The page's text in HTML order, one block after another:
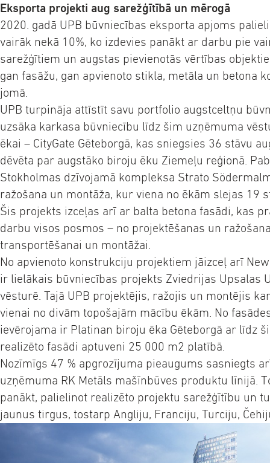
Eksporta projekti aug sarežģītībā un mērogā
2020. gadā UPB būvniecības eksporta apjoms
vairāk nekā 10%, ko izdevies panākt ar darbu pie
sarežģītiem un augstas pievienotās vērtības
gan fasāžu, gan apvienoto stikla, metāla un betona
jomā.
UPB turpināja attīstīt savu portfolio augstceltņu
uzsāka karkasa būvniecību līdz šim uzņēmuma
ēkai – CityGate Gēteborgā, kas sniegsies 36 stāvu
dēvēta par augstāko biroju ēku Ziemeļu reģionā.
Stokholmas dzīvojamā kompleksa Strato
ražošana un montāža, kur viena no ēkām slejas 19
Šis projekts izceļas arī ar balta betona fasādi, kas
darbu visos posmos – no projektēšanas un
transportēšanai un montāžai.
No apvienoto konstrukciju projektiem jāizceļ arī
ir lielākais būvniecības projekts Zviedrijas Upsalas
vēsturē. Tajā UPB projektējis, ražojis un montējis
vienai no divām topošajām mācību ēkām. No
ievērojama ir Platinan biroju ēka Gēteborgā ar līdz
realizēto fasādi aptuveni 25 000 m2 platībā.
Nozīmīgs 47 % apgrozījuma pieaugums sasniegts
uzņēmuma RK Metāls mašīnbūves produktu līnijā.
panākt, palielinot realizēto projektu sarežģītību un
jaunus tirgus, tostarp Angliju, Franciju, Turciju,